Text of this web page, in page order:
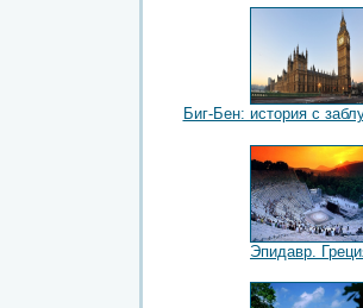
Биг-Бен: история с
Эпидавр.